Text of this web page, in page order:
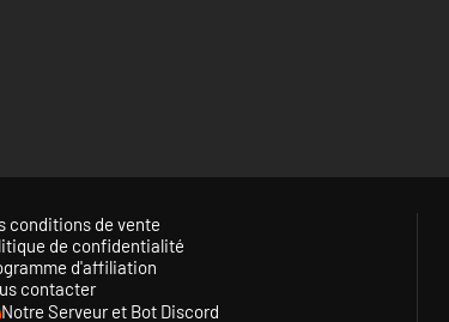
conditions de vente
de confidentialité
d'affiliation
contacter
Notre Serveur et Bot Discord